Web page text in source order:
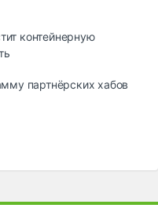
контейнерную
партнёрских хабов